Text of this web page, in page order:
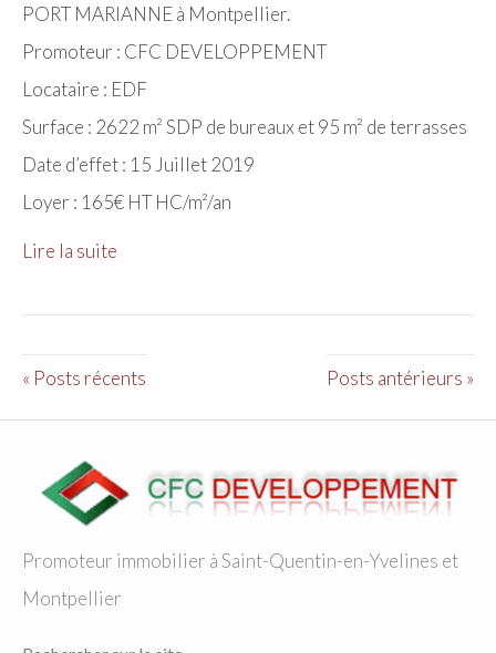
PORT MARIANNE à Montpellier.
Promoteur : CFC DEVELOPPEMENT
Locataire : EDF
Surface : 2622 m² SDP de bureaux et 95 m² de terrasses
Date d’effet : 15 Juillet 2019
Loyer : 165€ HT HC/m²/an
Lire la suite
« Posts récents Posts antérieurs »
Promoteur immobilier à Saint-Quentin-en-Yvelines et
Montpellier